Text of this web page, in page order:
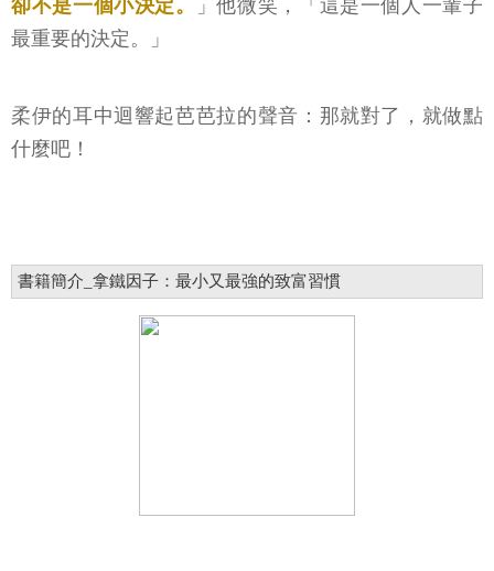
卻不是一個小決定。
」他微笑，「這是一個人一輩子
最重要的決定。」
柔伊的耳中迴響起芭芭拉的聲音：那就對了，就做點
什麼吧！
書籍簡介_拿鐵因子：最小又最強的致富習慣